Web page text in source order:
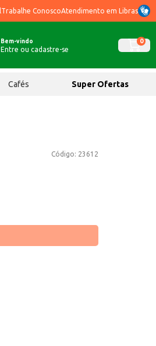
Trabalhe ConoscoAtendimento em Libras
Bem-vindo
Entre ou cadastre-se
0
Cafés Super Ofertas
Código: 23612